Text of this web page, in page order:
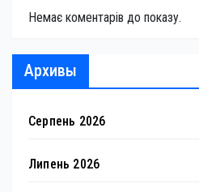
Немає коментарів до показу.
Архивы
Серпень 2026
Липень 2026